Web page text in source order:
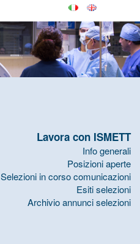
Lavora con ISMETT
Info generali
Posizioni aperte
Selezioni in corso comunicazioni
Esiti selezioni
Archivio annunci selezioni